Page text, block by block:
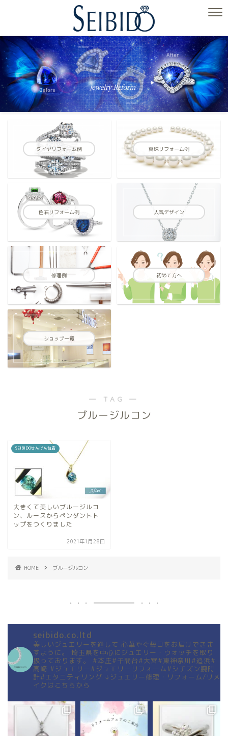
ダイヤリフォーム例 真珠リフォーム例
色石リフォーム例 人気デザイン
修理例 初めて方へ
ショップ一覧
― TAG ―
ブルージルコン
SEIBIDOせんげん台店
大きくて美しいブルージルコ
ン、ルースからペンダントト
ップをつくりました
2021年1月28日
HOME ブルージルコン
seibido.co.ltd
美しいジュエリーを通して 心華やぐ毎日をお届けできま
すように。
埼玉県を中心にジュエリー・ウォッチを取り
扱っております。
#本庄#千間台#大宮#東神奈川#追浜#
高崎 #ジュエリー#ジュエリーリフォーム#シチズン腕時
計#エタニティリング ↓ジュエリー修理・リフォーム/リメ
イクはこちらから